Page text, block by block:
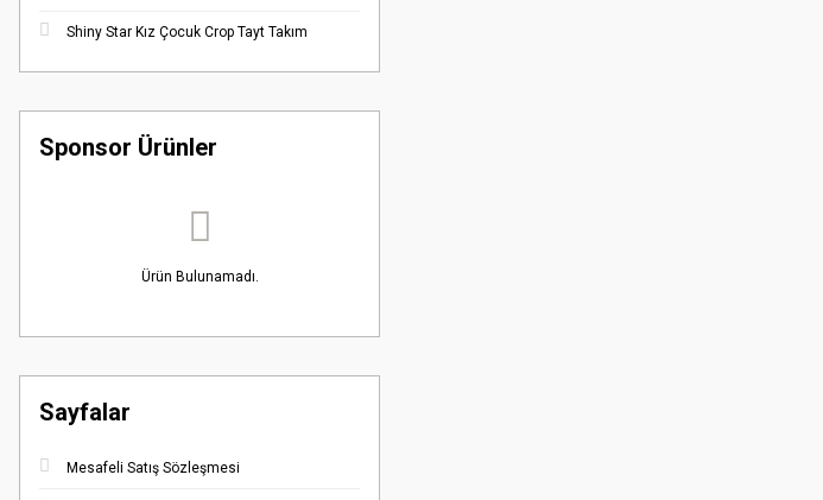
Shiny Star Kız Çocuk Crop Tayt Takım
Sponsor Ürünler
Ürün Bulunamadı.
Sayfalar
Mesafeli Satış Sözleşmesi